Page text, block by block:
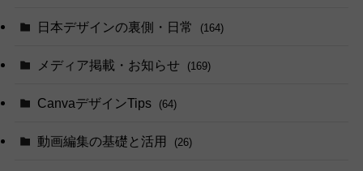
日本デザインの裏側・日常 (164)
メディア掲載・お知らせ (169)
CanvaデザインTips (64)
動画編集の基礎と活用 (26)